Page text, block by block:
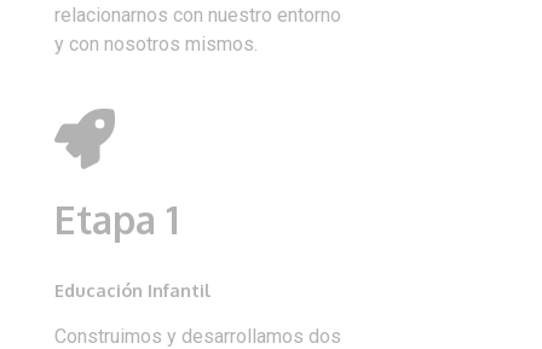
relacionarnos con nuestro entorno
y con nosotros mismos.
Etapa 1
Educación Infantil
Construimos y desarrollamos dos